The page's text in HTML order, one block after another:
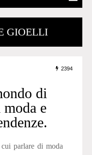
GIOELLI
2394
di
e
parlare di moda